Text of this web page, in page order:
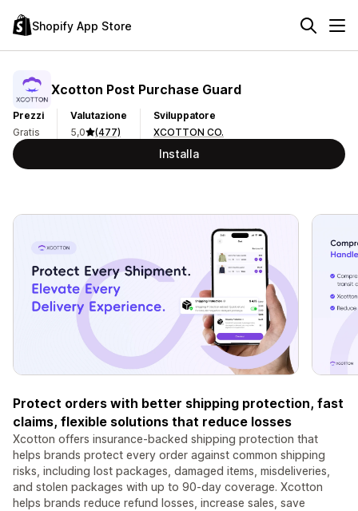
Shopify App Store
Xcotton Post Purchase Guard
Prezzi
Gratis
Valutazione
5,0
(477)
Sviluppatore
XCOTTON CO.
Installa
Protect orders with better shipping protection, fast
claims, flexible solutions that reduce losses
Xcotton offers insurance-backed shipping protection that
helps brands protect every order against common shipping
risks, including lost packages, damaged items, misdeliveries,
and stolen packages with up to 90-day coverage. Xcotton
helps brands reduce refund losses, increase sales, save